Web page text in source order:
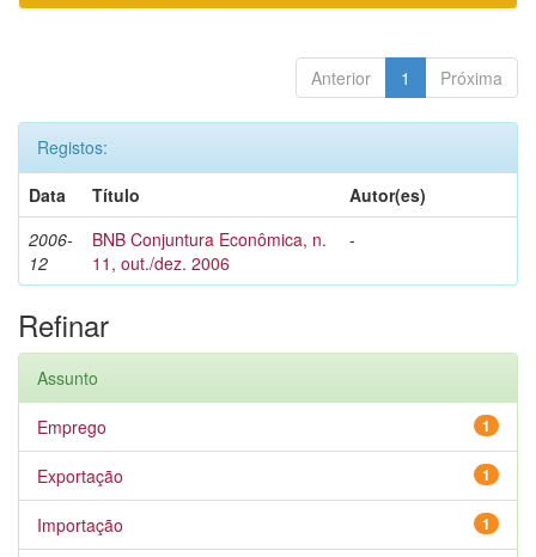
Anterior 1 Próxima
Registos:
Data
Título
Autor(es)
2006-
12
BNB Conjuntura Econômica, n.
11, out./dez. 2006
-
Refinar
Assunto
1
Emprego
1
Exportação
1
Importação